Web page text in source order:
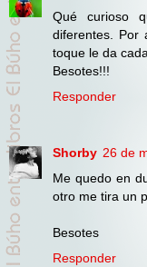
Qué curioso
diferentes. Por
toque le da
Besotes!!!
Responder
Shorby 26 de
Me quedo en
otro me tira un
Besotes
Responder